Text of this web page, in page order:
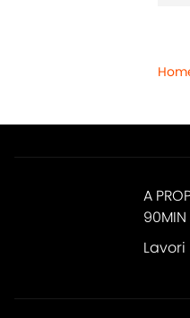
A
90MIN
Lavori